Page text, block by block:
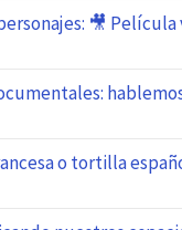
🎥 Película
o tortilla